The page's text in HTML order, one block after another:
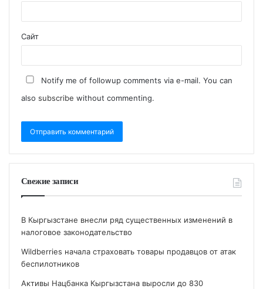
Сайт
Notify me of followup comments via e-mail. You can
also subscribe without commenting.
Свежие записи
В Кыргызстане внесли ряд существенных изменений в
налоговое законодательство
Wildberries начала страховать товары продавцов от атак
беспилотников
Активы Нацбанка Кыргызстана выросли до 830